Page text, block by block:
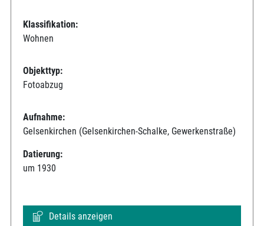
Klassifikation:
Wohnen
Objekttyp:
Fotoabzug
Aufnahme:
Gelsenkirchen (Gelsenkirchen-Schalke, Gewerkenstraße)
Datierung:
um 1930
Details anzeigen